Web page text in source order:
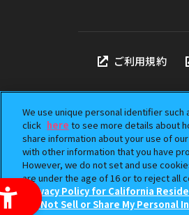
ご利用規約
We use unique personal identifier
click here to see more details about
share information about your use of
with other information that you have
However, we do not set and use
are under the age of 16 or to reject all
Privacy Policy for California
Do Not Sell or Share My Personal